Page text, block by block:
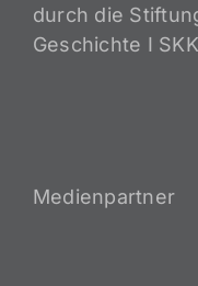
durch die
Geschichte I
Medienpartner